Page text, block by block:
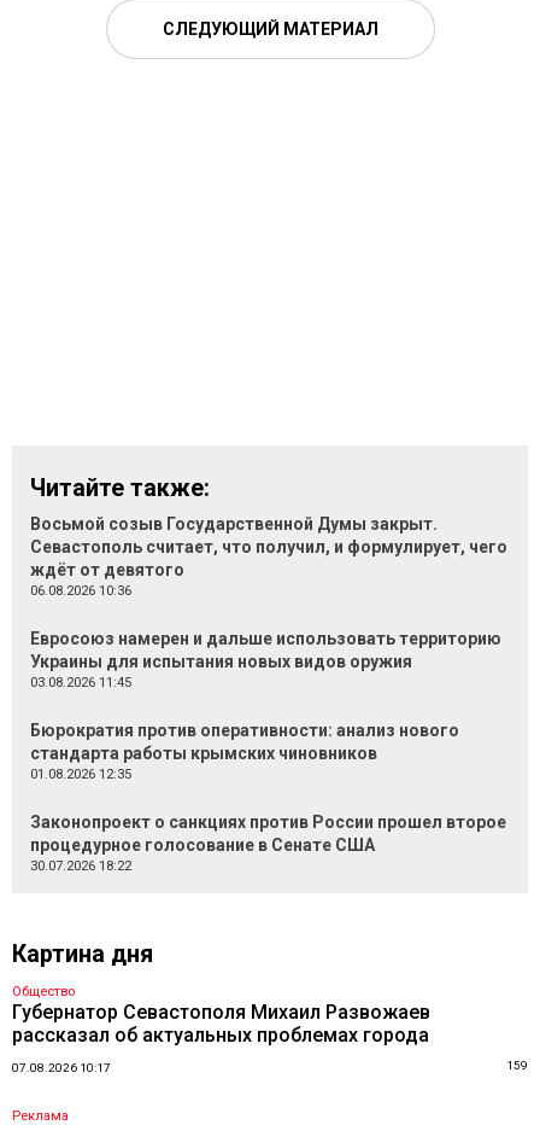
СЛЕДУЮЩИЙ МАТЕРИАЛ
Читайте также:
Восьмой созыв Государственной Думы закрыт.
Севастополь считает, что получил, и формулирует, чего
ждёт от девятого
06.08.2026 10:36
Евросоюз намерен и дальше использовать территорию
Украины для испытания новых видов оружия
03.08.2026 11:45
Бюрократия против оперативности: анализ нового
стандарта работы крымских чиновников
01.08.2026 12:35
Законопроект о санкциях против России прошел второе
процедурное голосование в Сенате США
30.07.2026 18:22
Картина дня
Общество
Губернатор Севастополя Михаил Развожаев
рассказал об актуальных проблемах города
07.08.2026 10:17 159
Реклама